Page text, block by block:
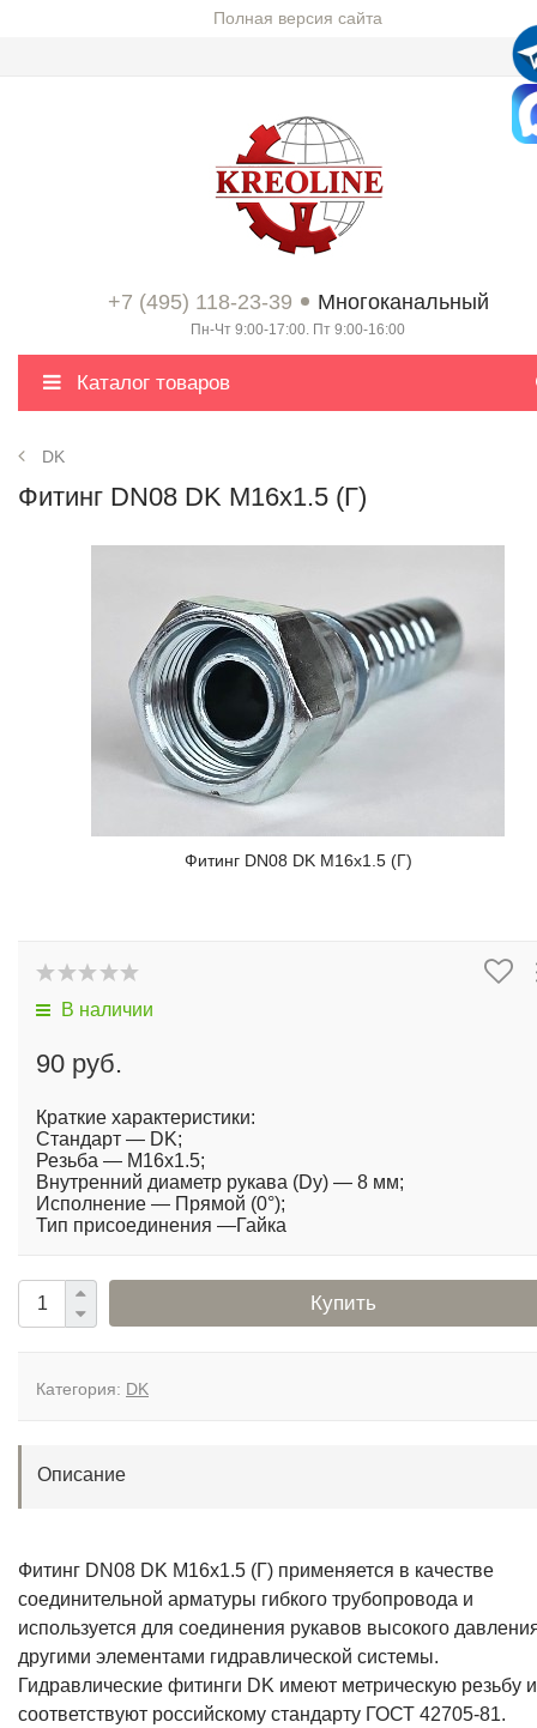
Полная версия сайта
+7 (495) 118-23-39 Многоканальный
Пн-Чт 9:00-17:00. Пт 9:00-16:00
Каталог товаров
DK
Фитинг DN08 DK M16x1.5 (Г)
Фитинг DN08 DK M16x1.5 (Г)
В наличии
90 руб.
Краткие характеристики:
Стандарт — DK;
Резьба — M16x1.5;
Внутренний диаметр рукава (Dy) — 8 мм;
Исполнение — Прямой (0°);
Тип присоединения —Гайка
Купить
Категория: DK
Описание
Фитинг DN08 DK M16x1.5 (Г) применяется в качестве
соединительной арматуры гибкого трубопровода и
используется для соединения рукавов высокого
другими элементами гидравлической системы.
Гидравлические фитинги DK имеют метрическую резьбу и
соответствуют российскому стандарту ГОСТ 42705-81.